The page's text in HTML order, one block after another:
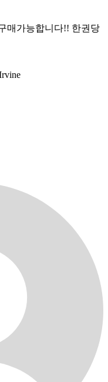
매가능합니다!! 한권당